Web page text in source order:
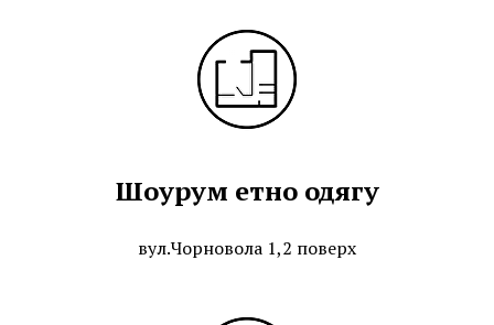
Шоурум етно одягу
вул.Чорновола 1,2 поверх